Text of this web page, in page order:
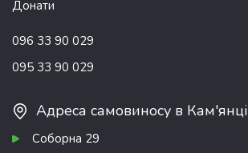
Донати
096 33 90 029
095 33 90 029
Адреса самовиносу в Кам'янці
Соборна 29